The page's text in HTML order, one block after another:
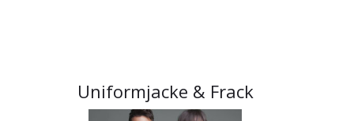
Uniformjacke & Frack